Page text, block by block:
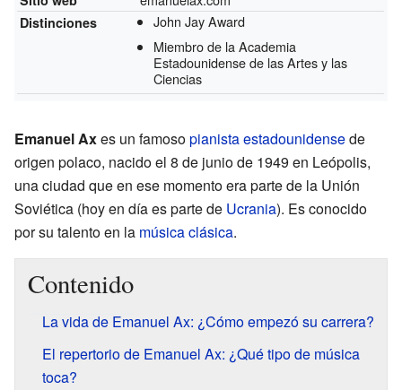
Distinciones
John Jay Award
Miembro de la Academia
Estadounidense de las Artes y las
Ciencias
Emanuel Axes un famosopianistaestadounidensede
origen polaco, nacido el 8 de junio de 1949 en Leópolis,
una ciudad que en ese momento era parte de la Unión
Soviética (hoy en día es parte de Ucrania). Es conocido
por su talento en la música clásica.
Contenido
La vida de Emanuel Ax: ¿Cómo empezó su carrera?
El repertorio de Emanuel Ax: ¿Qué tipo de música
toca?